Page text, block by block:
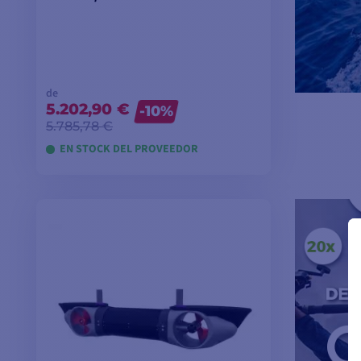
de
5.202,90 €
5.785,78 €
-10%
EN STOCK DEL PROVEEDOR